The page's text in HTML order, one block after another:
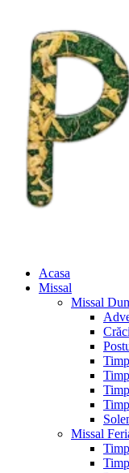
Acasa
Missal
Missal
Missal